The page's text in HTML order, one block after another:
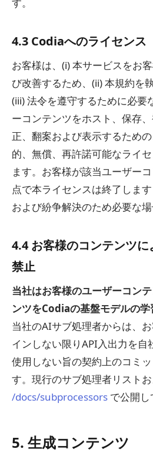
4.3 Codiaへのライセンス
お客様は、(i) 本サービスをお
び改善するため、(ii) 本規約を
(iii) 法令を遵守するために必要
ーコンテンツをホスト、保存
正、翻案および表示するため
的、無償、再許諾可能なライ
ます。お客様が該当ユーザー
点で本ライセンスは終了しま
および紛争解決のため必要な場
4.4 お客様のコンテンツ
禁止
当社はお客様のユーザーコン
ンツをCodiaの基盤モデルの学
当社のAIサブ処理者からは、
インしない限りAPI入出力を自
使用しない旨の契約上のコミ
す。現行のサブ処理者リスト
/docs/subprocessors で公開し
5. 生成コンテンツ